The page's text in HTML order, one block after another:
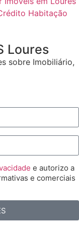
Habitação
Loures
sobre Imobiliário,
e autorizo a
e comerciais